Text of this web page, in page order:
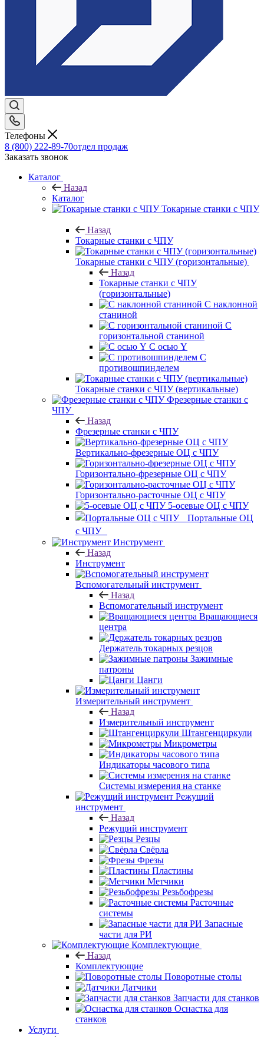
Телефоны
8 (800) 222-89-70отдел продаж
Заказать звонок
Каталог
Назад
Каталог
Токарные станки с ЧПУ
Назад
Токарные станки с ЧПУ
Токарные станки с ЧПУ (горизонтальные)
Назад
Токарные станки с ЧПУ
(горизонтальные)
С наклонной
станиной
С
горизонтальной станиной
С осью Y
С
противошпинделем
Токарные станки с ЧПУ (вертикальные)
Фрезерные станки с
ЧПУ
Назад
Фрезерные станки с ЧПУ
Вертикально-фрезерные ОЦ с ЧПУ
Горизонтально-фрезерные ОЦ с ЧПУ
Горизонтально-расточные ОЦ с ЧПУ
5-осевые ОЦ с ЧПУ
Портальные ОЦ
с ЧПУ
Инструмент
Назад
Инструмент
Вспомогательный инструмент
Назад
Вспомогательный инструмент
Вращающиеся
центра
Держатель токарных резцов
Зажимные
патроны
Цанги
Измерительный инструмент
Назад
Измерительный инструмент
Штангенциркули
Микрометры
Индикаторы часового типа
Системы измерения на станке
Режущий
инструмент
Назад
Режущий инструмент
Резцы
Свёрла
Фрезы
Пластины
Метчики
Резьбофрезы
Расточные
системы
Запасные
части для РИ
Комплектующие
Назад
Комплектующие
Поворотные столы
Датчики
Запчасти для станков
Оснастка для
станков
Услуги